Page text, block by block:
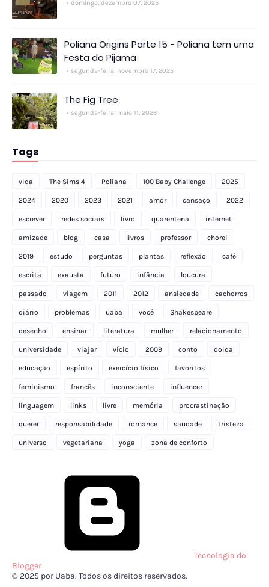
domingo, dezembro 07, 2025
Poliana Origins Parte 15 - Poliana tem uma
Festa do Pijama
segunda-feira, novembro 17, 2025
The Fig Tree
segunda-feira, maio 11, 2026
Tags
vida The Sims 4 Poliana 100 Baby Challenge 2025
2024 2020 2023 2021 amor cansaço 2022
escrever redes sociais livro quarentena internet
amizade blog casa livros professor chorei
2019 estudo perguntas plantas reflexão café
escrita exausta futuro infância loucura
passado viagem 2011 2012 ansiedade cachorros
diário problemas uaba você Shakespeare
desenho ensinar literatura mulher relacionamento
universidade viajar vício 2009 conto doida
educação espírito exercício físico favoritos
feminismo francês inconsciente influencer
linguagem links livre memória procrastinação
querer responsabilidade romance saudade tristeza
universo vegetariana yoga zona de conforto
Tecnologia do
Blogger
© 2025 por Uaba. Todos os direitos reservados.